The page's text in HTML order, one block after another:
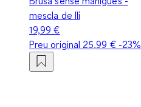
mescla de lli
19,99 €
Preu original 25,99 €-23%